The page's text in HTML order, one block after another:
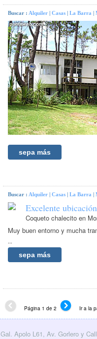
Buscar : Alquiler Casas La Barra
sepa más
Buscar : Alquiler Casas La Barra
Excelente
Coqueto chalecito en
Muy buen entorno y mucha
...
sepa más
Página 1 de 2 Ir a la
Gal. Apolo L61, Av. Gorlero y